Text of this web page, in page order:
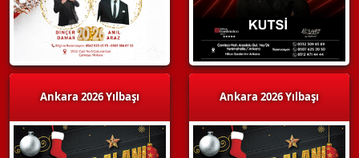
Ankara 2026 Yılbaşı Ankara 2026 Yılbaşı